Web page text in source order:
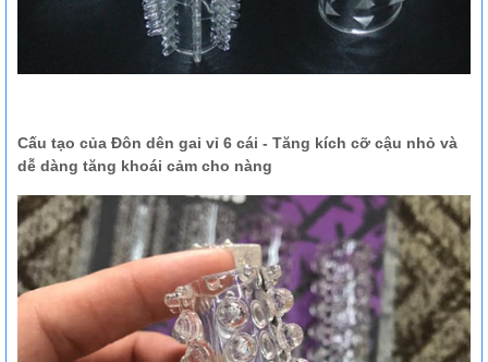
Cấu tạo của Đôn dên gai vỉ 6 cái - Tăng kích cỡ cậu nhỏ và
dễ dàng tăng khoái cảm cho nàng